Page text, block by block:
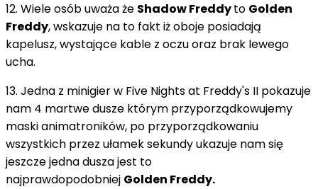
12. Wiele osób uważa że Shadow Freddyto Golden
Freddy, wskazuje na to fakt iż oboje posiadają
kapelusz, wystające kable z oczu oraz brak lewego
ucha.
13. Jedna z minigier w Five Nights at Freddy's II pokazuje
nam 4 martwe dusze którym przyporządkowujemy
maski animatroników, po przyporządkowaniu
wszystkich przez ułamek sekundy ukazuje nam się
jeszcze jedna dusza jest to
najprawdopodobniej Golden Freddy.